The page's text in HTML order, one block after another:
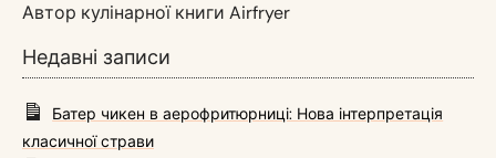
Автор кулінарної книги Airfryer
Недавні записи
Батер чикен в аерофритюрниці: Нова інтерпретація
класичної страви